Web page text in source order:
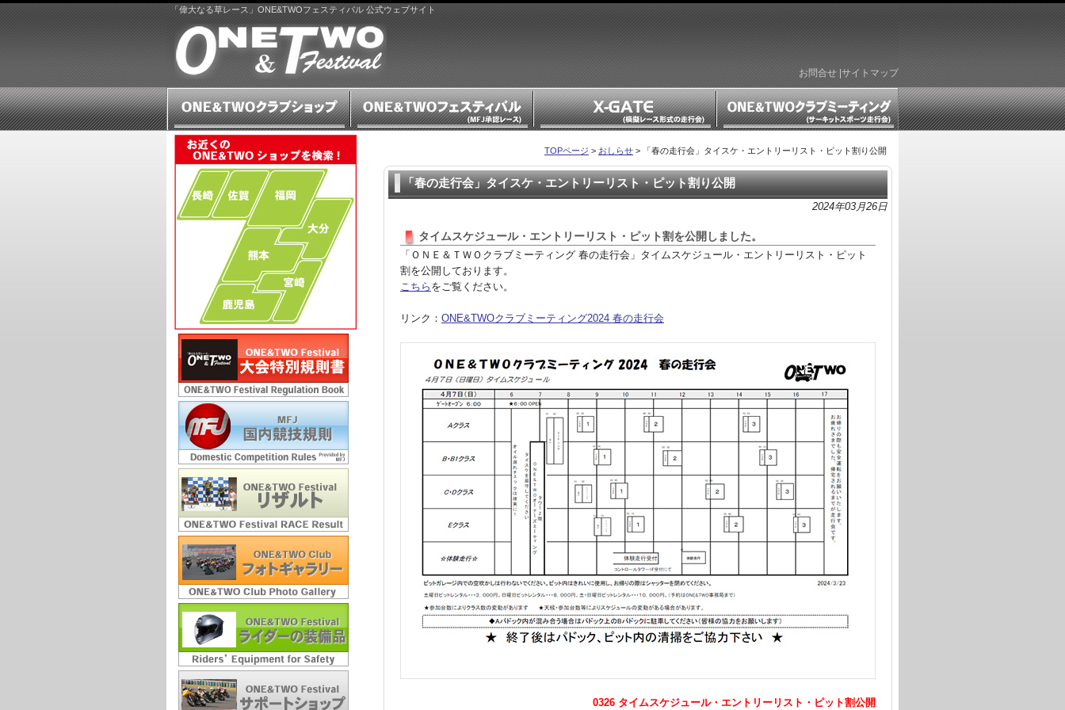
「偉大なる草レース」ONE&TWOフェスティバル 公式ウェブサイト
お問合せ サイトマップ
TOPページ > おしらせ > 「春の走行会」タイスケ・エントリーリスト・ピット割り公開
「春の走行会」タイスケ・エントリーリスト・ピット割り公開
2024年03月26日
タイムスケジュール・エントリーリスト・ピット割を公開しました。
「ＯＮＥ＆ＴＷＯクラブミーティング 春の走行会」タイムスケジュール・エントリーリスト・ピット
割を公開しております。
こちら をご覧ください。
リンク： ONE&TWOクラブミーティング2024 春の走行会
0326 タイムスケジュール・エントリーリスト・ピット割公開